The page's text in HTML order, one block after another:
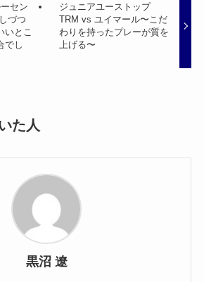
セン
づつ
いとこ
でし
ジュニアユーストップ
TRM vs ユイマール〜こだ
わりを持ったプレーが質を
上げる〜
た人
黒沼 遼